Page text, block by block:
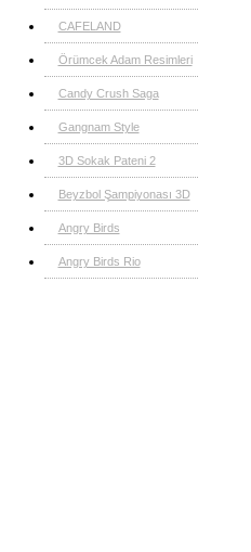
CAFELAND
Örümcek Adam Resimleri
Candy Crush Saga
Gangnam Style
3D Sokak Pateni 2
Beyzbol Şampiyonası 3D
Angry Birds
Angry Birds Rio